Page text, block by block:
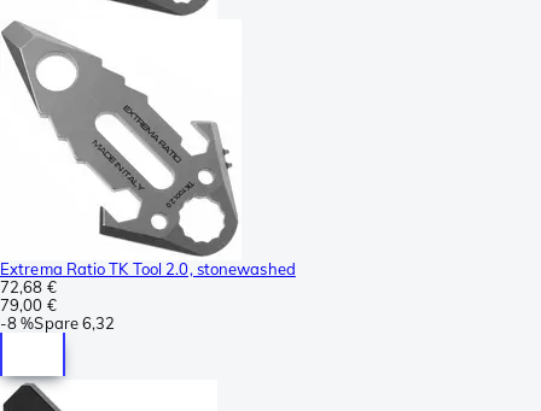
Extrema Ratio TK Tool 2.0, stonewashed
72,68 €
79,00 €
-8 %Spare6,32